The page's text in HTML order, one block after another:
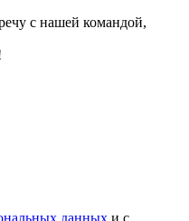
с нашей командой,
данных и с